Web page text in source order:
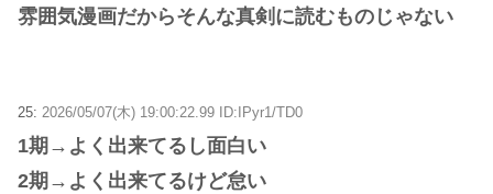
雰囲気漫画だからそんな真剣に読むものじゃない
25: 2026/05/07(木) 19:00:22.99 ID:IPyr1/TD0
1期→よく出来てるし面白い
2期→よく出来てるけど怠い